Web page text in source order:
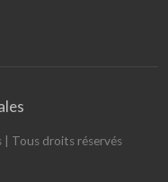
| Tous droits réservés